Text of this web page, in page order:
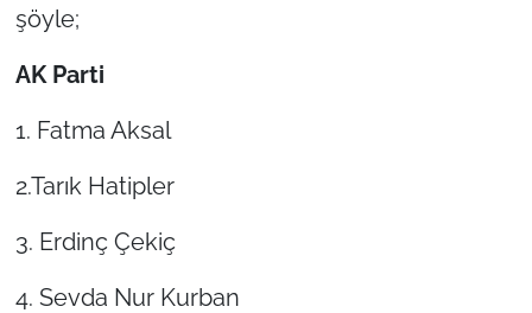
şöyle;
AK Parti
1. Fatma Aksal
2.Tarık Hatipler
3. Erdinç Çekiç
4. Sevda Nur Kurban
TEKİRDAĞ
KIRKLARELİ
ÇANAKKALE
TÜRKİYE
Bölge